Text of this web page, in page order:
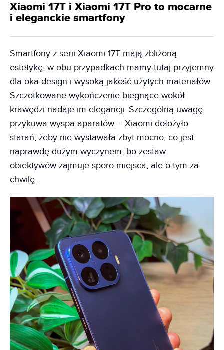
Xiaomi 17T i Xiaomi 17T Pro to mocarne
i eleganckie smartfony
Smartfony z serii Xiaomi 17T mają zbliżoną
estetykę; w obu przypadkach mamy tutaj przyjemny
dla oka design i wysoką jakość użytych materiałów.
Szczotkowane wykończenie biegnące wokół
krawędzi nadaje im elegancji. Szczególną uwagę
przykuwa wyspa aparatów – Xiaomi dołożyło
starań, żeby nie wystawała zbyt mocno, co jest
naprawdę dużym wyczynem, bo zestaw
obiektywów zajmuje sporo miejsca, ale o tym za
chwilę.